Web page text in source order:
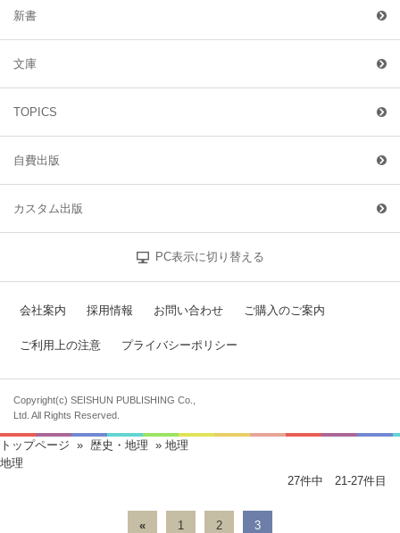
新書
文庫
TOPICS
自費出版
カスタム出版
PC表示に切り替える
会社案内 採用情報 お問い合わせ ご購入のご案内
ご利用上の注意 プライバシーポリシー
Copyright(c) SEISHUN PUBLISHING Co.,
Ltd. All Rights Reserved.
トップページ » 歴史・地理 » 地理
地理
27件中 21-27件目
« 1 2 3